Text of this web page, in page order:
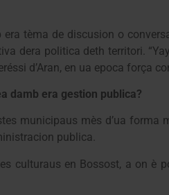
tèma de discusion o
dera politica deth territori.
d’Aran, en ua epoca força
damb era gestion publica?
municipaus mès d’ua forma
publica.
culturaus en Bossost, a on è